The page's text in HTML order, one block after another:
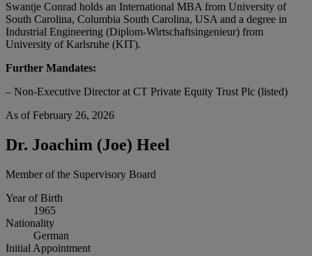
Swantje Conrad holds an International MBA from University of
South Carolina, Columbia South Carolina, USA and a degree in
Industrial Engineering (Diplom-Wirtschaftsingenieur) from
University of Karlsruhe (KIT).
Further Mandates:
– Non-Executive Director at CT Private Equity Trust Plc (listed)
As of February 26, 2026
Dr. Joachim (Joe) Heel
Member of the Supervisory Board
Year of Birth
1965
Nationality
German
Initial Appointment